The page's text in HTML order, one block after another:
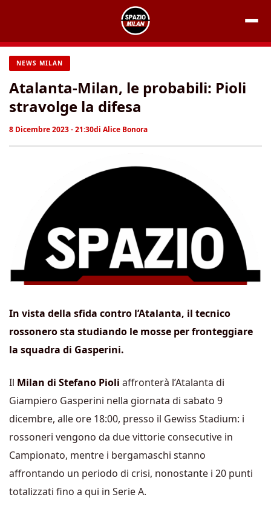
contenuto
NEWS MILAN
Atalanta-Milan, le probabili: Pioli
stravolge la difesa
8 Dicembre 2023 - 21:30di Alice Bonora
In vista della sfida contro l’Atalanta, il tecnico
rossonero sta studiando le mosse per fronteggiare
la squadra di Gasperini.
Il Milan di Stefano Pioli affronterà l’Atalanta di
Giampiero Gasperini nella giornata di sabato 9
dicembre, alle ore 18:00, presso il Gewiss Stadium: i
rossoneri vengono da due vittorie consecutive in
Campionato, mentre i bergamaschi stanno
affrontando un periodo di crisi, nonostante i 20 punti
totalizzati fino a qui in Serie A.